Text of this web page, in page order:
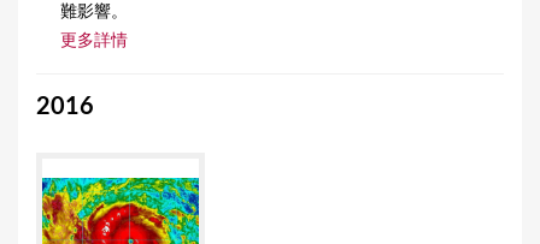
難影響。
更多詳情
2016